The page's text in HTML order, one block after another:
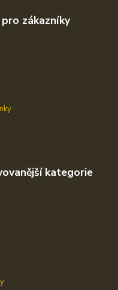
zákazníky
kategorie